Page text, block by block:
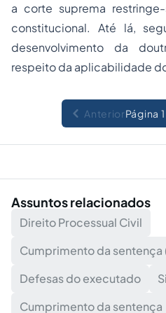
a corte suprema
constitucional. Até lá,
desenvolvimento da
respeito da aplicabilidade
AnteriorPágina
Assuntos relacionados
Direito Processual Civil
Cumprimento da sentença
Defesas do executado
Cumprimento da sentença